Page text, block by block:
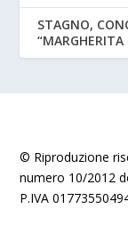
STAGNO,
“MARGHERITA
© Riproduzione
numero 10/2012
P.IVA